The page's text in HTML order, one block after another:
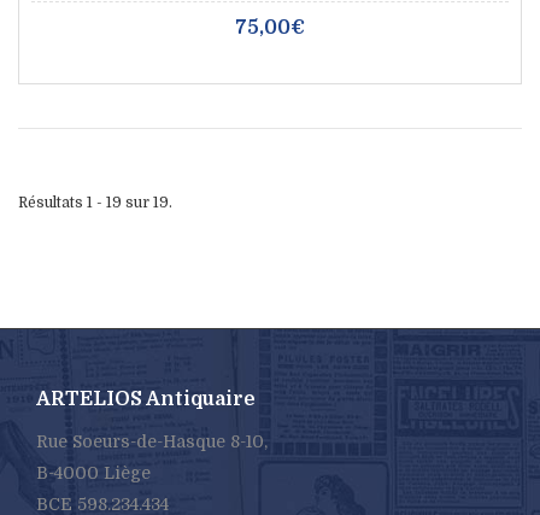
75,00€
Résultats 1 - 19 sur 19.
ARTELIOS Antiquaire
Rue Soeurs-de-Hasque 8-10,
B-4000 Liège
BCE 598.234.434